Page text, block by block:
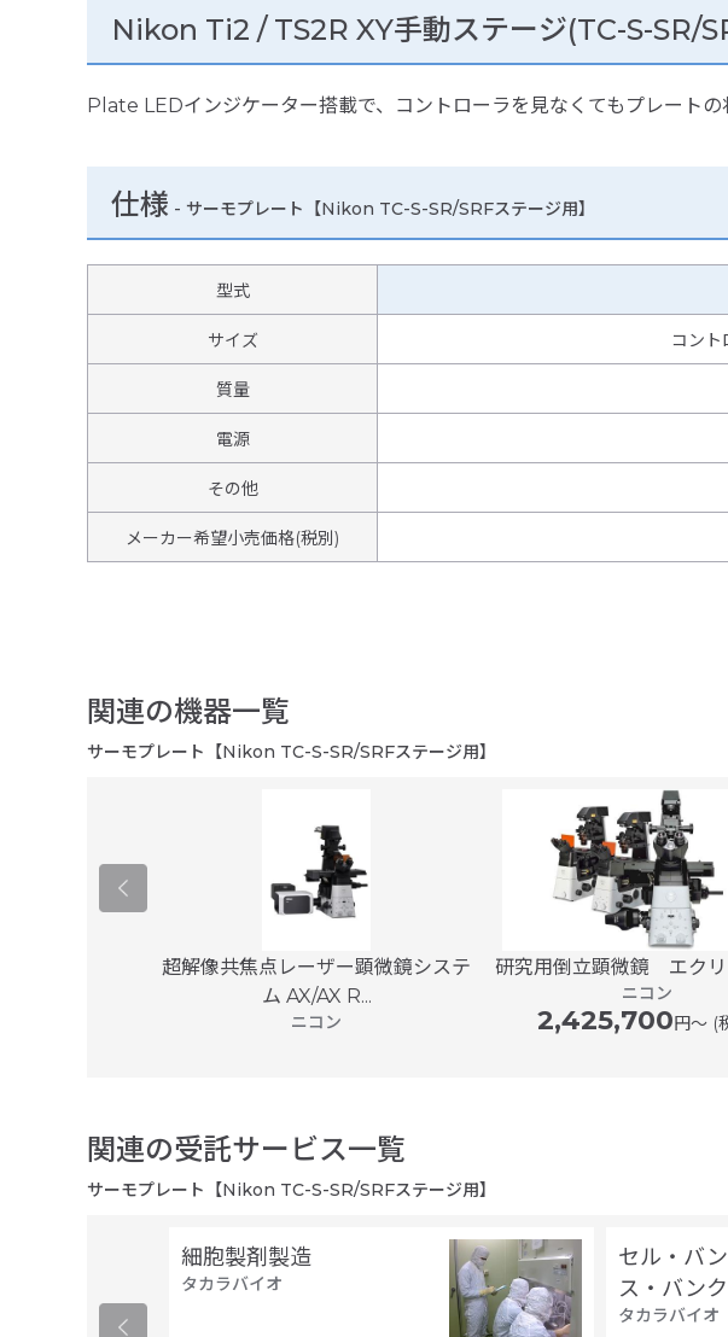
Nikon Ti2 / TS2R XY手動ステージ(TC-S-SR/
Plate LEDインジケーター搭載で、コントローラを見なくてもプレートの
仕様 - サーモプレート【Nikon TC-S-SR/SRFステージ用】
型式
サイズ コン
質量
電源
その他
メーカー希望小売価格(税別)
関連の機器一覧
サーモプレート【Nikon TC-S-SR/SRFステージ用】
超解像共焦点レーザー顕微鏡システ
ム AX/AX R...
ニコン
研究用倒立顕微鏡 エク
ニコン
2,425,700円〜 (
関連の受託サービス一覧
サーモプレート【Nikon TC-S-SR/SRFステージ用】
細胞製剤製造
タカラバイオ
セル・バ
ス・バン
タカラバイオ